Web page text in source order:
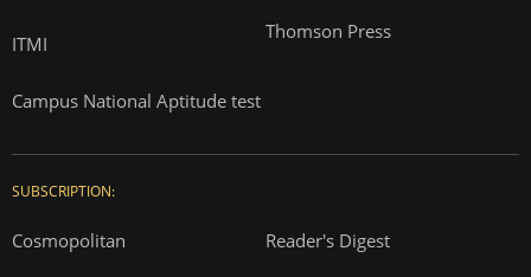
ITMI
Campus National Aptitude test
Thomson Press
SUBSCRIPTION:
Cosmopolitan Reader's Digest